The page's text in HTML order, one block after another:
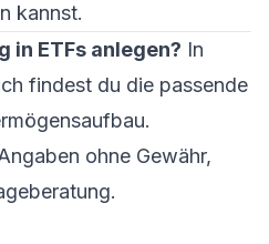
kannst.
in ETFs anlegen? In
findest du die passende
ohne Gewähr,